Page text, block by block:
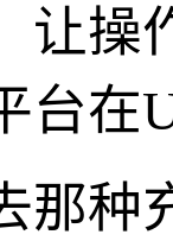
让操
台在
那种